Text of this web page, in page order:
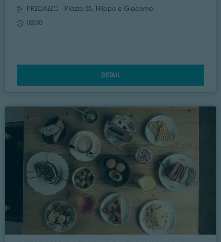
PREDAZZO - Piazza SS. Filippo e Giacomo
08:00
DETAIL